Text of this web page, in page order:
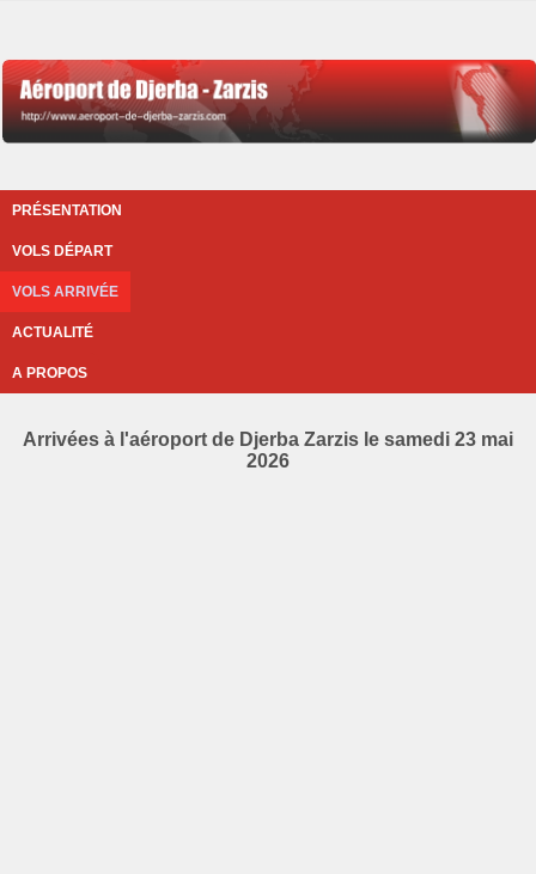
PRÉSENTATION
VOLS DÉPART
VOLS ARRIVÉE
ACTUALITÉ
A PROPOS
Arrivées à l'aéroport de Djerba Zarzis le samedi 23 mai
2026